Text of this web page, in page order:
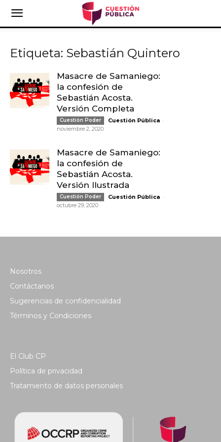
Etiqueta: Sebastián Quintero
Masacre de Samaniego:
la confesión de
Sebastián Acosta.
Versión Completa
Cuestión Poder Cuestión Pública -
noviembre 2, 2020
Masacre de Samaniego:
la confesión de
Sebastián Acosta.
Versión Ilustrada
Cuestión Poder Cuestión Pública -
octubre 29, 2020
Nosotros
Contáctanos
Sugerencias de confidencialidad
Términos y Condiciones
El Club CP
Política de privacidad
Tratamiento de datos personales